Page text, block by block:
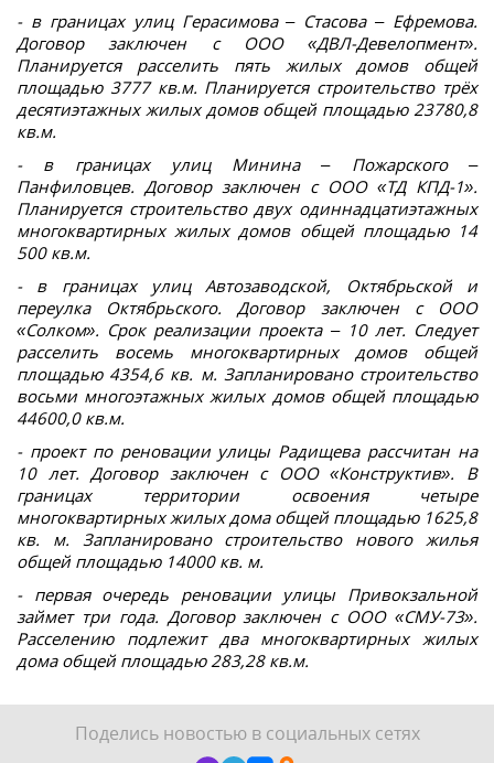
- в границах улиц Герасимова – Стасова – Ефремова.
Договор заключен с ООО «ДВЛ-Девелопмент».
Планируется расселить пять жилых домов общей
площадью 3777 кв.м. Планируется строительство трёх
десятиэтажных жилых домов общей площадью 23780,8
кв.м.
- в границах улиц Минина – Пожарского –
Панфиловцев. Договор заключен с ООО «ТД КПД-1».
Планируется строительство двух одиннадцатиэтажных
многоквартирных жилых домов общей площадью 14
500 кв.м.
- в границах улиц Автозаводской, Октябрьской и
переулка Октябрьского. Договор заключен с ООО
«Солком». Срок реализации проекта – 10 лет. Следует
расселить восемь многоквартирных домов общей
площадью 4354,6 кв. м. Запланировано строительство
восьми многоэтажных жилых домов общей площадью
44600,0 кв.м.
- проект по реновации улицы Радищева рассчитан на
10 лет. Договор заключен с ООО «Конструктив». В
границах территории освоения четыре
многоквартирных жилых дома общей площадью 1625,8
кв. м. Запланировано строительство нового жилья
общей площадью 14000 кв. м.
- первая очередь реновации улицы Привокзальной
займет три года. Договор заключен с ООО «СМУ-73».
Расселению подлежит два многоквартирных жилых
дома общей площадью 283,28 кв.м.
Поделись новостью в социальных сетях